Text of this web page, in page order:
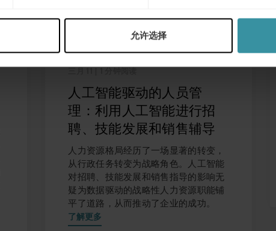
允许选择
人工智能驱动的人员管
理：利用人工智能进行招
聘、技能发展和销售辅导
人力资源格局经历了一场显著的转变，
从行政任务转变为战略角色。人工智能
对招聘、技能发展和销售指导的影响无
疑为数据驱动的战略性人力资源职能铺
平了道路，从而推动了企业的成功。
了解更多